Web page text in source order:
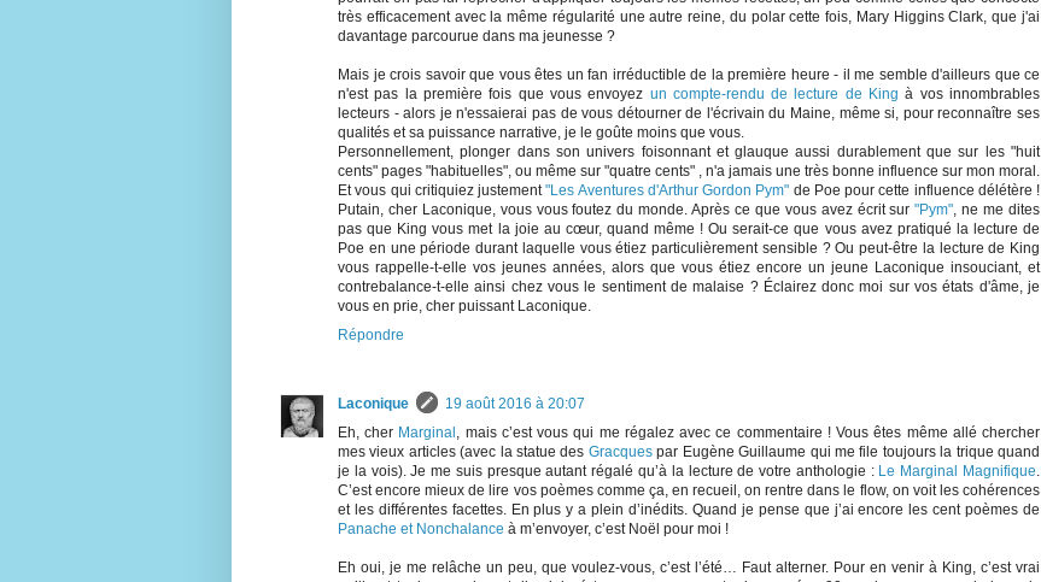
très efficacement avec la même régularité une autre reine, du polar cette fois, Mary Higgins Clark, que j'ai
davantage parcourue dans ma jeunesse ?
Mais je crois savoir que vous êtes un fan irréductible de la première heure - il me semble d'ailleurs que ce
n'est pas la première fois que vous envoyez un compte-rendu de lecture de King à vos innombrables
lecteurs - alors je n'essaierai pas de vous détourner de l'écrivain du Maine, même si, pour reconnaître ses
qualités et sa puissance narrative, je le goûte moins que vous.
Personnellement, plonger dans son univers foisonnant et glauque aussi durablement que sur les "huit
cents" pages "habituelles", ou même sur "quatre cents" , n'a jamais une très bonne influence sur mon moral.
Et vous qui critiquiez justement"Les Aventures d'Arthur Gordon Pym" de Poe pour cette influence délétère !
Putain, cher Laconique, vous vous foutez du monde. Après ce que vous avez écrit sur"Pym", ne me dites
pas que King vous met la joie au cœur, quand même ! Ou serait-ce que vous avez pratiqué la lecture de
Poe en une période durant laquelle vous étiez particulièrement sensible ? Ou peut-être la lecture de King
vous rappelle-t-elle vos jeunes années, alors que vous étiez encore un jeune Laconique insouciant, et
contrebalance-t-elle ainsi chez vous le sentiment de malaise ? Éclairez donc moi sur vos états d'âme, je
vous en prie, cher puissant Laconique.
Répondre
Laconique
19 août 2016 à 20:07
Eh, cher Marginal , mais c’est vous qui me régalez avec ce commentaire ! Vous êtes même allé chercher
mes vieux articles (avec la statue des Gracquespar Eugène Guillaume qui me file toujours la trique quand
je la vois). Je me suis presque autant régalé qu’à la lecture de votre anthologie : Le Marginal Magnifique.
C’est encore mieux de lire vos poèmes comme ça, en recueil, on rentre dans le flow, on voit les cohérences
et les différentes facettes. En plus y a plein d’inédits. Quand je pense que j’ai encore les cent poèmes de
Panache et Nonchalance à m’envoyer, c’est Noël pour moi !
Eh oui, je me relâche un peu, que voulez-vous, c’est l’été… Faut alterner. Pour en venir à King, c’est vrai